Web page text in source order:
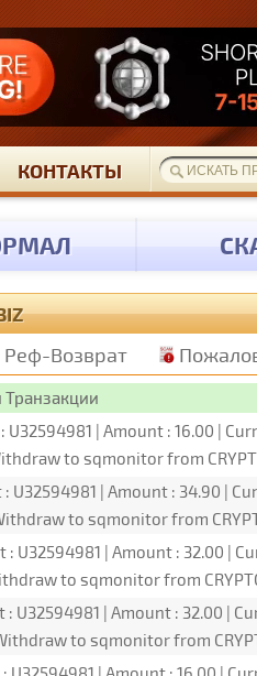
КОНТАКТЫ
Реф-Возврат
Транзакции
| Amount : 16.00 |
to sqmonitor from
| Amount : 34.90 |
to sqmonitor from
| Amount : 32.00 |
to sqmonitor from
| Amount : 32.00 |
to sqmonitor from